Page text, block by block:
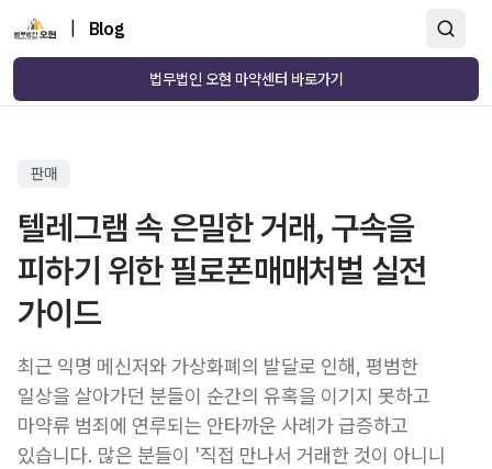
Blog
법무법인 오현 마약센터 바로가기
판매
텔레그램 속 은밀한 거래, 구속을
피하기 위한 필로폰매매처벌 실전
가이드
최근 익명 메신저와 가상화폐의 발달로 인해, 평범한
일상을 살아가던 분들이 순간의 유혹을 이기지 못하고
마약류 범죄에 연루되는 안타까운 사례가 급증하고
있습니다. 많은 분들이 '직접 만나서 거래한 것이 아니니